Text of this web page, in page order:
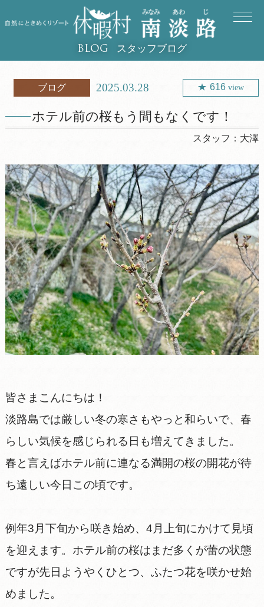
BLOG スタッフブログ
ブログ 2025.03.28 616 view
ホテル前の桜もう間もなくです！
スタッフ： 大澤
皆さまこんにちは！
淡路島では厳しい冬の寒さもやっと和らいで、春
らしい気候を感じられる日も増えてきました。
春と言えばホテル前に連なる満開の桜の開花が待
ち遠しい今日この頃です。
例年3月下旬から咲き始め、4月上旬にかけて見頃
を迎えます。ホテル前の桜はまだ多くが蕾の状態
ですが先日ようやくひとつ、ふたつ花を咲かせ始
めました。